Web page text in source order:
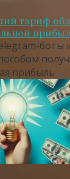
тариф
боты
прибыль